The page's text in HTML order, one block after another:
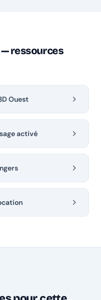
ressources
Ouest
activé